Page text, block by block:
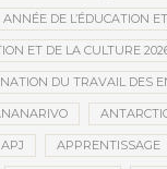
ANNÉE DE L’ÉDUCATION
ET DE LA CULTURE
DU TRAVAIL DES
APJ APPRENTISSAGE